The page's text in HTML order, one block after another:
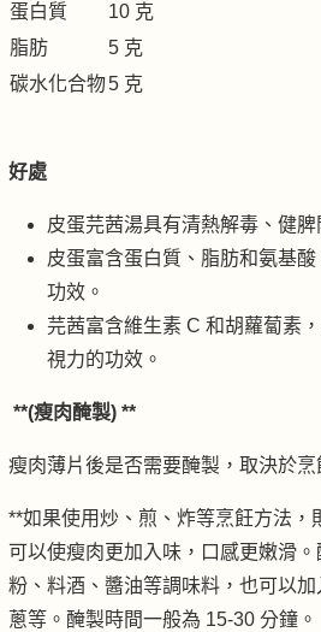
蛋白質
10 克
脂肪
5 克
碳水化合物5 克
好處
皮蛋芫茜湯具有清熱解毒、健脾
皮蛋富含蛋白質、脂肪和氨基
功效。
芫茜富含維生素 C 和胡蘿蔔素
視力的功效。
**(瘦肉醃製) **
瘦肉薄片後是否需要醃製，取決於烹
**如果使用炒、煎、炸等烹飪方法，
可以使瘦肉更加入味，口感更嫩滑
粉、料酒、醬油等調味料，也可以加
蔥等。醃製時間一般為 15-30 分鐘。